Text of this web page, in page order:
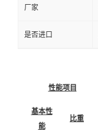
厂家
是否进口
性能项目
基本性
能
比重